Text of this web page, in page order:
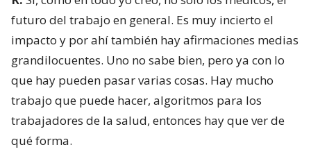
futuro del trabajo en general. Es muy incierto el
impacto y por ahí también hay afirmaciones medias
grandilocuentes. Uno no sabe bien, pero ya con lo
que hay pueden pasar varias cosas. Hay mucho
trabajo que puede hacer, algoritmos para los
trabajadores de la salud, entonces hay que ver de
qué forma.